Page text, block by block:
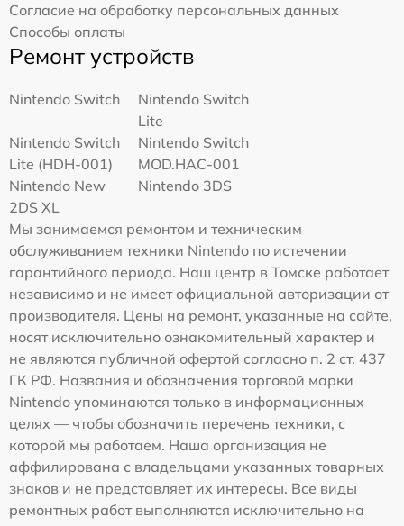
Согласие на обработку персональных данных
Способы оплаты
Ремонт устройств
Nintendo Switch
Nintendo Switch
Lite
Nintendo Switch
Lite (HDH-001)
Nintendo Switch
MOD.HAC-001
Nintendo New
2DS XL
Nintendo 3DS
Мы занимаемся ремонтом и техническим
обслуживанием техники Nintendo по истечении
гарантийного периода. Наш центр в Томске работает
независимо и не имеет официальной авторизации от
производителя. Цены на ремонт, указанные на сайте,
носят исключительно ознакомительный характер и
не являются публичной офертой согласно п. 2 ст. 437
ГК РФ. Названия и обозначения торговой марки
Nintendo упоминаются только в информационных
целях — чтобы обозначить перечень техники, с
которой мы работаем. Наша организация не
аффилирована с владельцами указанных товарных
знаков и не представляет их интересы. Все виды
ремонтных работ выполняются исключительно на